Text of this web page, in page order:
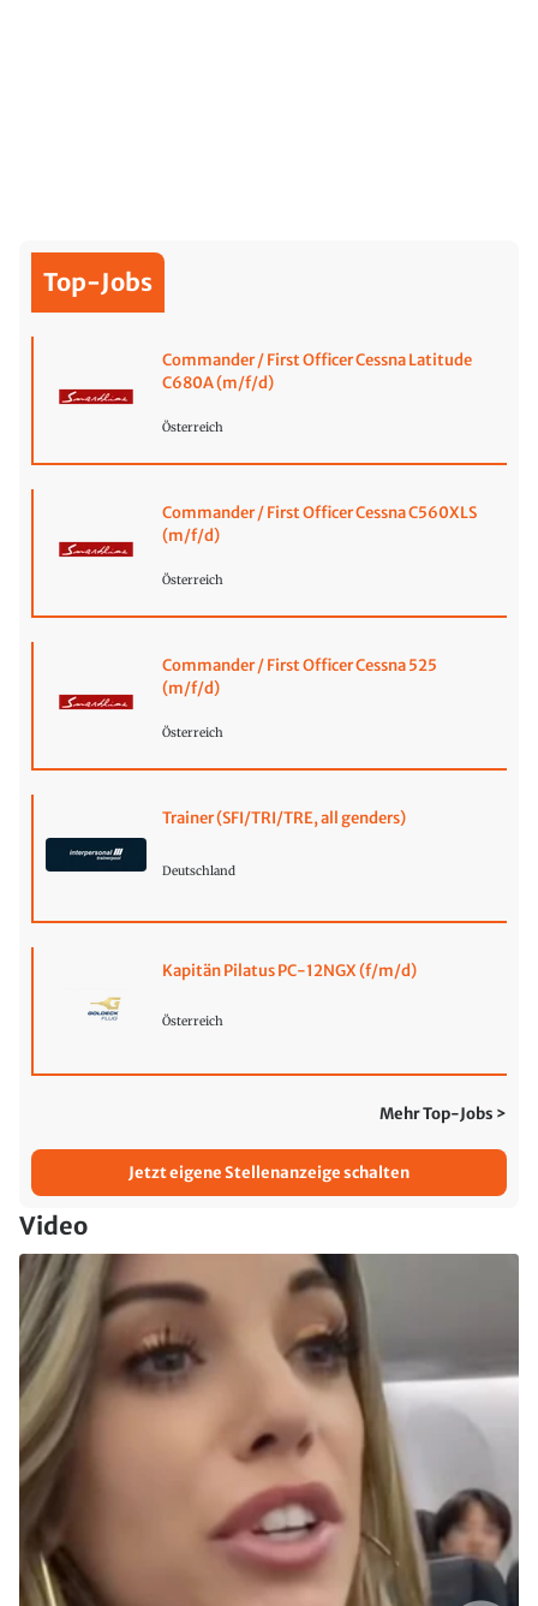
Top-Jobs
Commander / First Officer Cessna Latitude
C680A (m/f/d)
Österreich
Commander / First Officer Cessna C560XLS
(m/f/d)
Österreich
Commander / First Officer Cessna 525
(m/f/d)
Österreich
Trainer (SFI/TRI/TRE, all genders)
Deutschland
Kapitän Pilatus PC-12NGX (f/m/d)
Österreich
Mehr Top-Jobs >
Jetzt eigene Stellenanzeige schalten
Video